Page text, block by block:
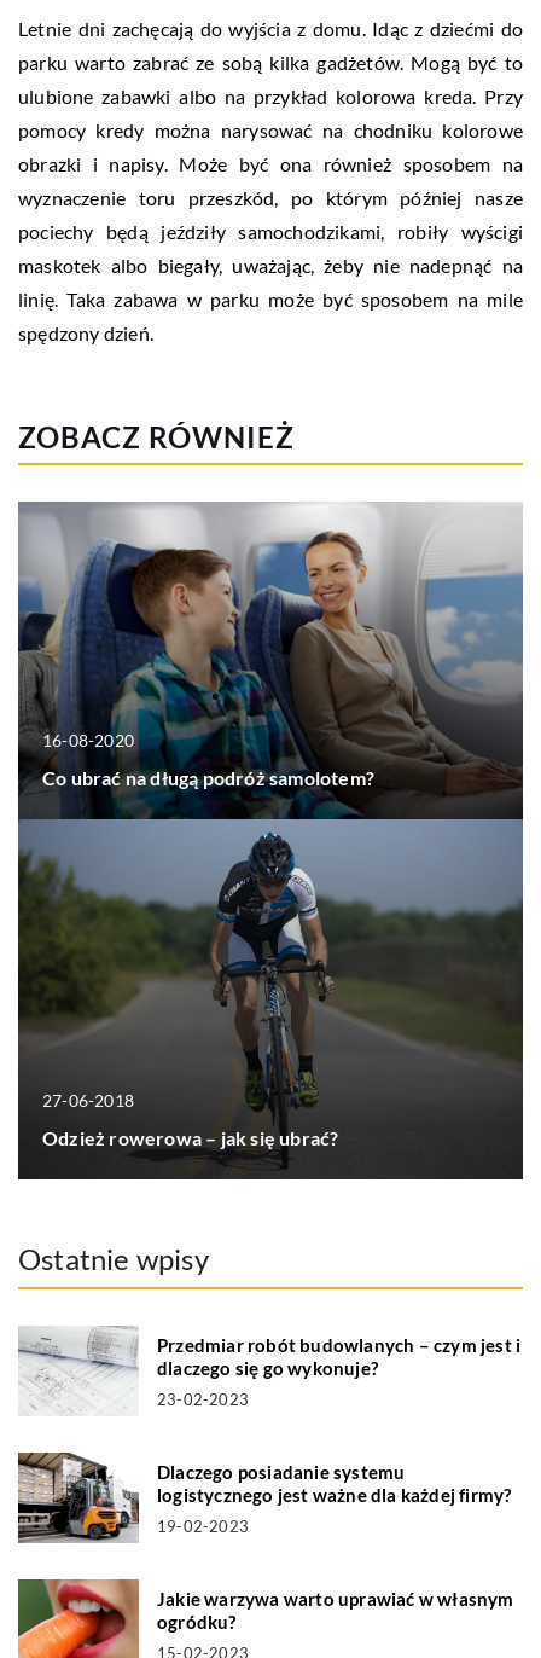
Letnie dni zachęcają do wyjścia z domu. Idąc z dziećmi do
parku warto zabrać ze sobą kilka gadżetów. Mogą być to
ulubione zabawki albo na przykład kolorowa kreda. Przy
pomocy kredy można narysować na chodniku kolorowe
obrazki i napisy. Może być ona również sposobem na
wyznaczenie toru przeszkód, po którym później nasze
pociechy będą jeździły samochodzikami, robiły wyścigi
maskotek albo biegały, uważając, żeby nie nadepnąć na
linię. Taka zabawa w parku może być sposobem na mile
spędzony dzień.
ZOBACZ RÓWNIEŻ
16-08-2020
Co ubrać na długą podróż samolotem?
27-06-2018
Odzież rowerowa – jak się ubrać?
Ostatnie wpisy
Przedmiar robót budowlanych – czym jest i
dlaczego się go wykonuje?
23-02-2023
Dlaczego posiadanie systemu
logistycznego jest ważne dla każdej firmy?
19-02-2023
Jakie warzywa warto uprawiać w własnym
ogródku?
15-02-2023